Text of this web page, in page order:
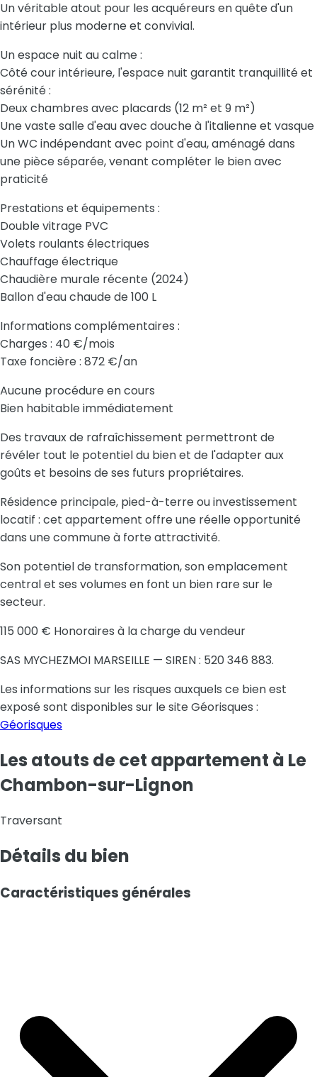
Un véritable atout pour les acquéreurs en quête d'un
intérieur plus moderne et convivial.
Un espace nuit au calme :
Côté cour intérieure, l'espace nuit garantit tranquillité et
sérénité :
Deux chambres avec placards (12 m² et 9 m²)
Une vaste salle d'eau avec douche à l'italienne et vasque
Un WC indépendant avec point d'eau, aménagé dans
une pièce séparée, venant compléter le bien avec
praticité
Prestations et équipements :
Double vitrage PVC
Volets roulants électriques
Chauffage électrique
Chaudière murale récente (2024)
Ballon d'eau chaude de 100 L
Informations complémentaires :
Charges : 40 €/mois
Taxe foncière : 872 €/an
Aucune procédure en cours
Bien habitable immédiatement
Des travaux de rafraîchissement permettront de
révéler tout le potentiel du bien et de l'adapter aux
goûts et besoins de ses futurs propriétaires.
Résidence principale, pied-à-terre ou investissement
locatif : cet appartement offre une réelle opportunité
dans une commune à forte attractivité.
Son potentiel de transformation, son emplacement
central et ses volumes en font un bien rare sur le
secteur.
115 000 € Honoraires à la charge du vendeur
SAS MYCHEZMOI MARSEILLE — SIREN : 520 346 883.
Les informations sur les risques auxquels ce bien est
exposé sont disponibles sur le site Géorisques :
Géorisques
Les atouts de cet appartement à Le
Chambon-sur-Lignon
Traversant
Détails du bien
Caractéristiques générales